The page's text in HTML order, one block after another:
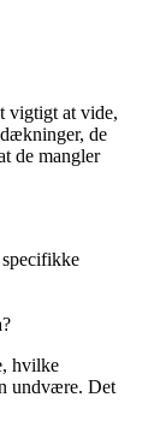
vigtigt at vide,
de
de mangler
hvilke
undvære. Det